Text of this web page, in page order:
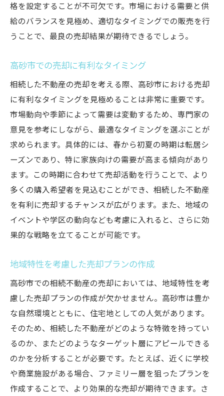
格を設定することが不可欠です。市場における需要と供
給のバランスを見極め、適切なタイミングでの販売を行
うことで、最良の売却結果が期待できるでしょう。
高砂市での売却に有利なタイミング
相続した不動産の売却を考える際、高砂市における売却
に有利なタイミングを見極めることは非常に重要です。
市場動向や季節によって需要は変動するため、専門家の
意見を参考にしながら、最適なタイミングを選ぶことが
求められます。具体的には、春から初夏の時期は転居シ
ーズンであり、特に家族向けの需要が高まる傾向があり
ます。この時期に合わせて売却活動を行うことで、より
多くの購入希望者を見込むことができ、相続した不動産
を有利に売却するチャンスが広がります。また、地域の
イベントや学区の動向なども考慮に入れると、さらに効
果的な戦略を立てることが可能です。
地域特性を考慮した売却プランの作成
高砂市での相続不動産の売却においては、地域特性を考
慮した売却プランの作成が欠かせません。高砂市は豊か
な自然環境とともに、住宅地としての人気があります。
そのため、相続した不動産がどのような特徴を持ってい
るのか、またどのようなターゲット層にアピールできる
のかを分析することが必要です。たとえば、近くに学校
や商業施設がある場合、ファミリー層を狙ったプランを
作成することで、より効果的な売却が期待できます。さ